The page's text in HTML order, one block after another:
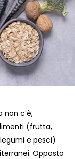
non c’è,
(frutta,
e pesci)
Opposto